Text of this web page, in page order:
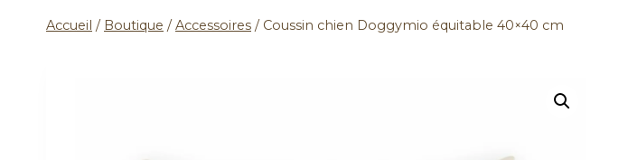
Accueil / Boutique / Accessoires / Coussin chien Doggymio équitable 40×40 cm